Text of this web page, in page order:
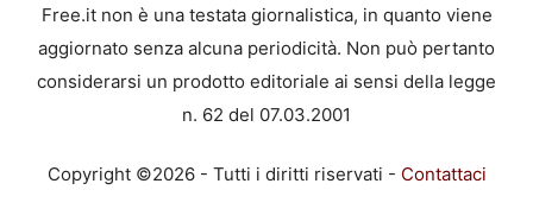
Free.it non è una testata giornalistica, in quanto viene
aggiornato senza alcuna periodicità. Non può pertanto
considerarsi un prodotto editoriale ai sensi della legge
n. 62 del 07.03.2001
Copyright ©2026 - Tutti i diritti riservati - Contattaci